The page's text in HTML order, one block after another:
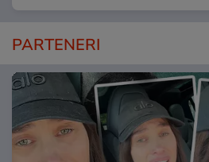
PARTENERI